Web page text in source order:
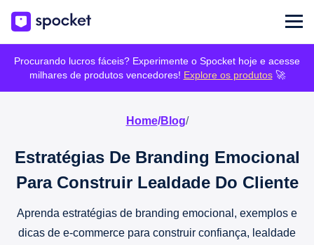
Procurando lucros fáceis? Experimente o Spocket hoje e acesse
milhares de produtos vencedores! Explore os produtos🚀
Home/Blog/
Estratégias De Branding Emocional
Para Construir Lealdade Do Cliente
Aprenda estratégias de branding emocional, exemplos e
dicas de e-commerce para construir confiança, lealdade